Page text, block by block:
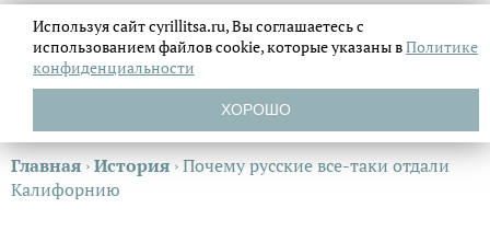
Главная ›История ›Почему русские все-таки отдали
Калифорнию
Используя сайт cyrillitsa.ru, Вы соглашаетесь с
использованием файловcookie, которые указаны вПолитике
конфиденциальности
ХОРОШО